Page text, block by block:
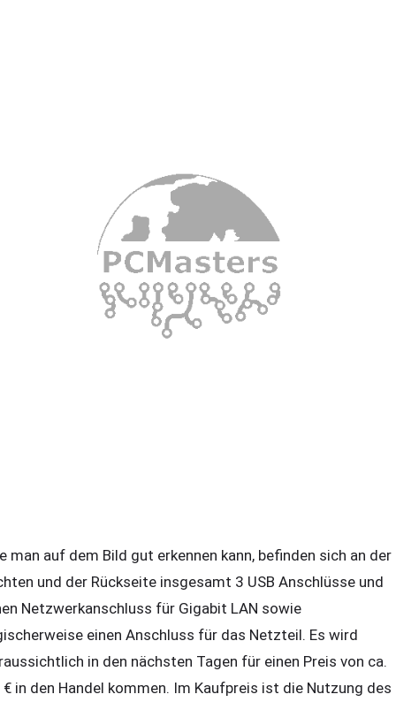
man auf dem Bild gut erkennen kann, befinden sich an der
und der Rückseite insgesamt 3 USB Anschlüsse und
Netzwerkanschluss für Gigabit LAN sowie
einen Anschluss für das Netzteil. Es wird
in den nächsten Tagen für einen Preis von ca.
in den Handel kommen. Im Kaufpreis ist die Nutzung des